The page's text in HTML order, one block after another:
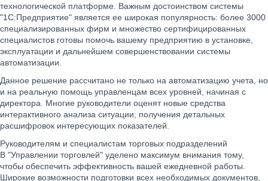
технологической платформе. Важным достоинством системы
"1С:Предприятие" является ее широкая популярность: более 3000
специализированных фирм и множество сертифицированных
специалистов готовы помочь вашему предприятию в установке,
эксплуатации и дальнейшем совершенствовании системы
автоматизации.
Данное решение рассчитано не только на автоматизацию учета, но
и на реальную помощь управленцам всех уровней, начиная с
директора. Многие руководители оценят новые средства
интерактивного анализа ситуации, получения детальных
расшифровок интересующих показателей.
Руководителям и специалистам торговых подразделений
В "Управлении торговлей" уделено максимум внимания тому,
чтобы обеспечить эффективность вашей ежедневной работы.
Широкие возможности подготовки всех необходимых документов,